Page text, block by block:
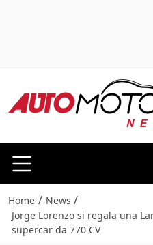
Home / News /
Jorge Lorenzo si regala una
supercar da 770 CV